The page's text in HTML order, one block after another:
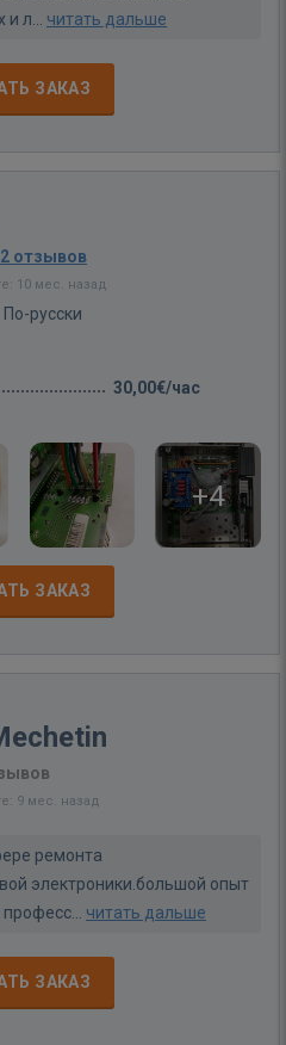
л... читать дальше
ЗАКАЗ
отзывов
10 мес. назад
По-русски
30,00€/час
+4
ЗАКАЗ
9 мес. назад
ремонта
электроники.большой опыт
читать дальше
ЗАКАЗ